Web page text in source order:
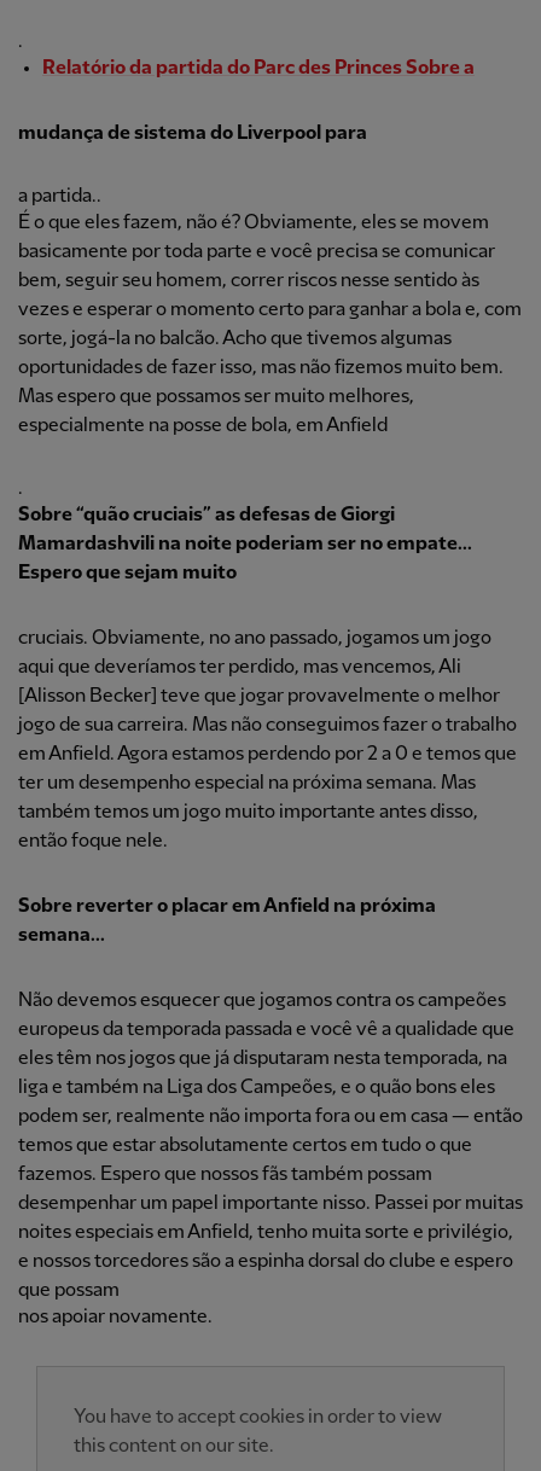
.
Relatório da partida do Parc des Princes Sobre a
mudança de sistema do Liverpool para
a partida..
É o que eles fazem, não é? Obviamente, eles se movem
basicamente por toda parte e você precisa se comunicar
bem, seguir seu homem, correr riscos nesse sentido às
vezes e esperar o momento certo para ganhar a bola e, com
sorte, jogá-la no balcão. Acho que tivemos algumas
oportunidades de fazer isso, mas não fizemos muito bem.
Mas espero que possamos ser muito melhores,
especialmente na posse de bola, em Anfield
.
Sobre “quão cruciais” as defesas de Giorgi
Mamardashvili na noite poderiam ser no empate...
Espero que sejam muito
cruciais. Obviamente, no ano passado, jogamos um jogo
aqui que deveríamos ter perdido, mas vencemos, Ali
[Alisson Becker] teve que jogar provavelmente o melhor
jogo de sua carreira. Mas não conseguimos fazer o trabalho
em Anfield. Agora estamos perdendo por 2 a 0 e temos que
ter um desempenho especial na próxima semana. Mas
também temos um jogo muito importante antes disso,
então foque nele.
Sobre reverter o placar em Anfield na próxima
semana...
Não devemos esquecer que jogamos contra os campeões
europeus da temporada passada e você vê a qualidade que
eles têm nos jogos que já disputaram nesta temporada, na
liga e também na Liga dos Campeões, e o quão bons eles
podem ser, realmente não importa fora ou em casa — então
temos que estar absolutamente certos em tudo o que
fazemos. Espero que nossos fãs também possam
desempenhar um papel importante nisso. Passei por muitas
noites especiais em Anfield, tenho muita sorte e privilégio,
e nossos torcedores são a espinha dorsal do clube e espero
que possam
nos apoiar novamente.
You have to accept cookies in order to view
this content on our site.